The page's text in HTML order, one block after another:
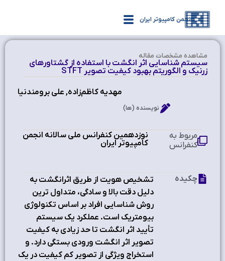
انجمن کامپیوتر ایران
مشاهده‌ مشخصات مقاله
سیستم شناسایی اثر انگشت با استفاده از گشتاورهای
زرنیک و الگوریتم بهبود کیفیت تصویر STFT
مهدیه کاظم‌زاده, علی برومندنیا
نویسنده (ها)
نوزدهمین کنفرانس ملی سالانه انجمن
کامپیوتر ایران
مربوط به
کنفرانس
تشخیص هویت از طریق اثرانگشت به
دلیل دقت بالا و سادگی، متداول ترین
روش شناسایی افراد بر اساس تکنولوژی
بیومتریک است. عملکرد یک سیستم
تأیید اثر انگشت تا حد زیادی به کیفیت
تصویر اثر انگشت ورودی بستگی دارد. و
استخراج ویژگی از تصویر کم کیفیت در یک
چکیده